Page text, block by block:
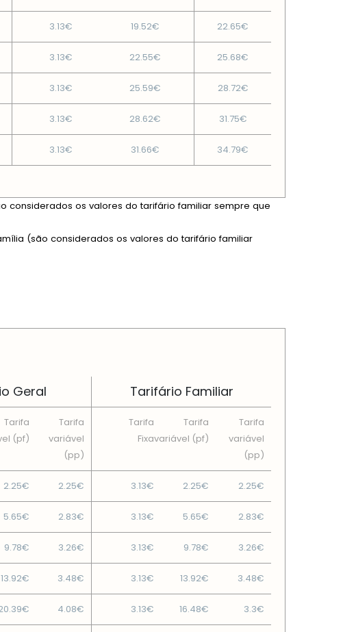
3.13€ 19.52€ 22.65€
3.13€ 22.55€ 25.68€
3.13€ 25.59€ 28.72€
3.13€ 28.62€ 31.75€
3.13€ 31.66€ 34.79€
considerados os valores do tarifário familiar sempre que
(são considerados os valores do tarifário familiar
Geral Tarifário Familiar
Tarifa
(pf)
Tarifa
variável
(pp)
Tarifa
Fixa
Tarifa
variável (pf)
Tarifa
variável
(pp)
2.25€ 2.25€ 3.13€ 2.25€ 2.25€
5.65€ 2.83€ 3.13€ 5.65€ 2.83€
9.78€ 3.26€ 3.13€ 9.78€ 3.26€
13.92€ 3.48€ 3.13€ 13.92€ 3.48€
4.08€ 3.13€ 16.48€ 3.3€